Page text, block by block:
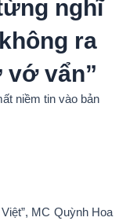
nghĩ
ra
vẩn”
niềm tin vào bản
MC Quỳnh Hoa